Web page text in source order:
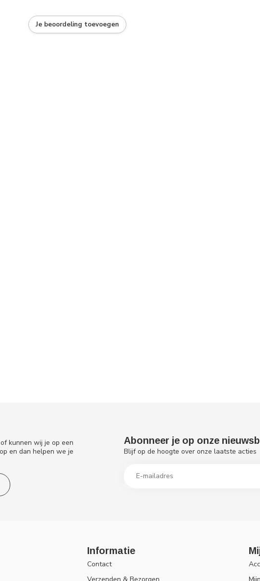
Je beoordeling toevoegen
kunnen wij je op een
en dan helpen we je
Abonneer je op onze
Blijf op de hoogte over onze laatste acties
Informatie
Contact